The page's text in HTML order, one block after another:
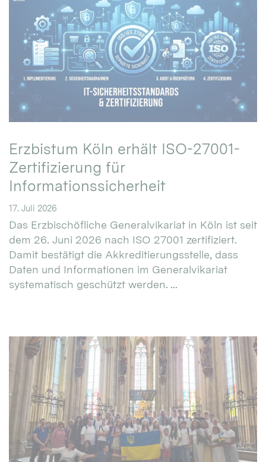
Erzbistum Köln erhält ISO-27001-
Zertifizierung für
Informationssicherheit
17. Juli 2026
Das Erzbischöfliche Generalvikariat in Köln ist seit
dem 26. Juni 2026 nach ISO 27001 zertifiziert.
Damit bestätigt die Akkreditierungsstelle, dass
Daten und Informationen im Generalvikariat
systematisch geschützt werden. ...